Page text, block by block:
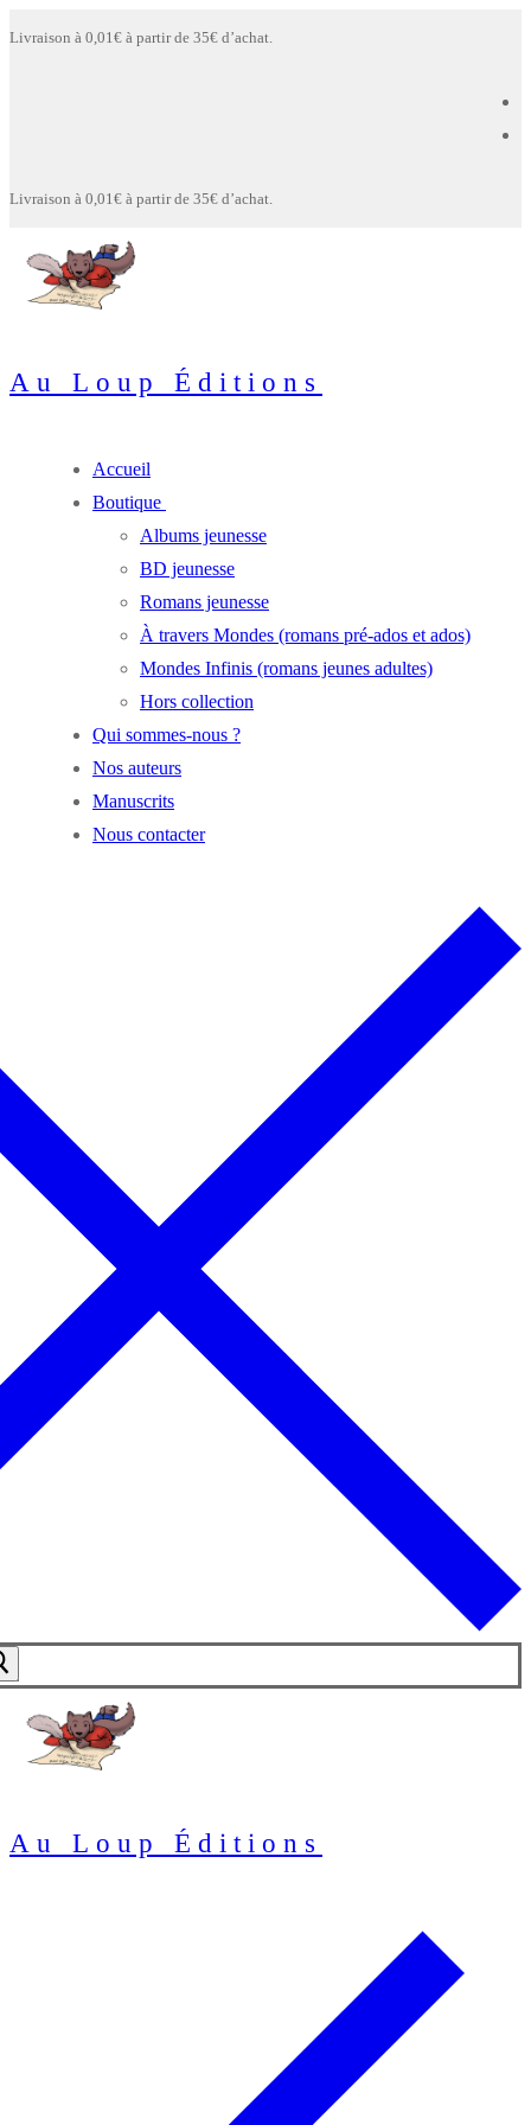
Livraison à 0,01€ à partir de 35€ d’achat.
Livraison à 0,01€ à partir de 35€ d’achat.
Au Loup Éditions
Accueil
Boutique
Albums jeunesse
BD jeunesse
Romans jeunesse
À travers Mondes (romans pré-ados et ados)
Mondes Infinis (romans jeunes adultes)
Hors collection
Qui sommes-nous ?
Nos auteurs
Manuscrits
Nous contacter
Au Loup Éditions